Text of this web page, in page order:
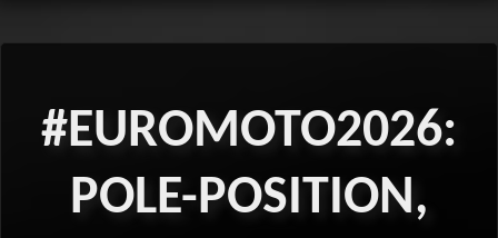
Galerie
02 - Sachsenring
#EUROMOTO2026:
POLE-POSITION,